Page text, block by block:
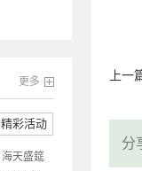
上一
分
更多
精彩活动
海天盛筵